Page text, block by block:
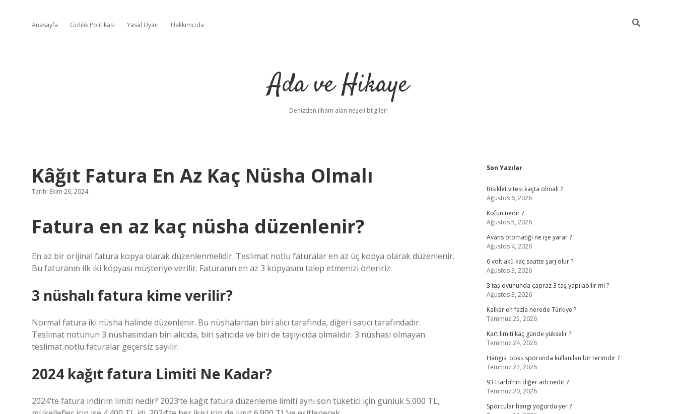
Anasayfa Gizlilik Politikası Yasal Uyarı Hakkımızda
Ada ve Hikaye
Denizden ilham alan neşeli bilgiler!
Kâğıt Fatura En Az Kaç Nüsha Olmalı
Tarih: Ekim 26, 2024
Fatura en az kaç nüsha düzenlenir?
En az bir orijinal fatura kopya olarak düzenlenmelidir. Teslimat notlu faturalar en az üç kopya olarak düzenlenir.
Bu faturanın ilk iki kopyası müşteriye verilir. Faturanın en az 3 kopyasını talep etmenizi öneririz.
3 nüshalı fatura kime verilir?
Normal fatura iki nüsha halinde düzenlenir. Bu nüshalardan biri alıcı tarafında, diğeri satıcı tarafındadır.
Teslimat notunun 3 nüshasından biri alıcıda, biri satıcıda ve biri de taşıyıcıda olmalıdır. 3 nüshası olmayan
teslimat notlu faturalar geçersiz sayılır.
2024 kağıt fatura Limiti Ne Kadar?
2024’te fatura indirim limiti nedir? 2023’te kağıt fatura düzenleme limiti aynı son tüketici için günlük 5.000 TL,
Sidebar
Son Yazılar
Bisiklet vitesi kaçta olmalı ?
Ağustos 6, 2026
Kofun nedir ?
Ağustos 5, 2026
Avans otomatiği ne işe yarar ?
Ağustos 4, 2026
6 volt akü kaç saatte şarj olur ?
Ağustos 3, 2026
3 taş oyununda çapraz 3 taş yapılabilir mi ?
Ağustos 3, 2026
Kalker en fazla nerede Türkiye ?
Temmuz 25, 2026
Kart limiti kaç günde yükselir ?
Temmuz 24, 2026
Hangisi boks sporunda kullanılan bir terimdir ?
Temmuz 22, 2026
93 Harbi’nin diğer adı nedir ?
Temmuz 20, 2026
Sporcular hangi yoğurdu yer ?